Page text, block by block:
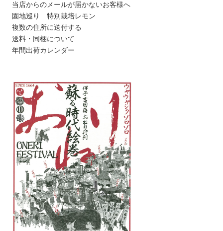
当店からのメールが届かないお客様へ
園地巡り 特別栽培レモン
複数の住所に送付する
送料・同梱について
年間出荷カレンダー